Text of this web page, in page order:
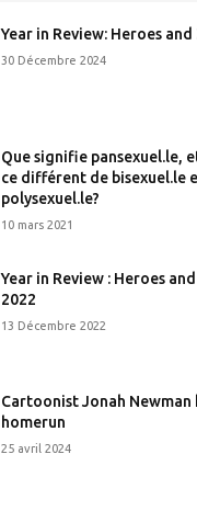
Year in Review: Heroes
30 Décembre 2024
Que signifie pansexuel.le,
ce différent de bisexuel.le
polysexuel.le?
10 mars 2021
Year in Review : Heroes
2022
13 Décembre 2022
Cartoonist Jonah Newman
homerun
25 avril 2024